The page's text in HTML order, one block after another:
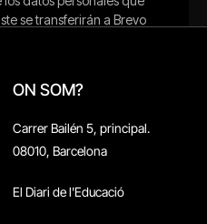
ON SOM?
Carrer Bailén 5, principal.
08010, Barcelona
El Diari de l'Educació